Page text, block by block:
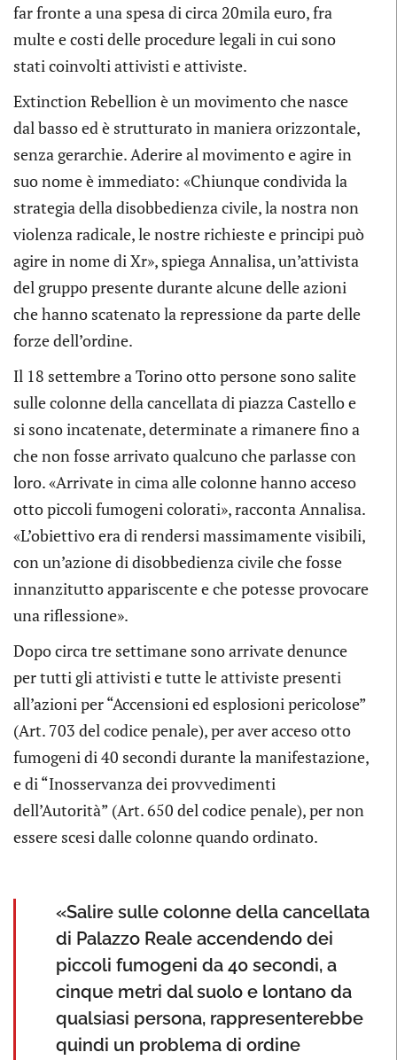
far fronte a una spesa di circa 20mila euro, fra
multe e costi delle procedure legali in cui sono
stati coinvolti attivisti e attiviste.
Extinction Rebellion è un movimento che nasce
dal basso ed è strutturato in maniera orizzontale,
senza gerarchie. Aderire al movimento e agire in
suo nome è immediato: «Chiunque condivida la
strategia della disobbedienza civile, la nostra non
violenza radicale, le nostre richieste e principi può
agire in nome di Xr», spiega Annalisa, un’attivista
del gruppo presente durante alcune delle azioni
che hanno scatenato la repressione da parte delle
forze dell’ordine.
Il 18 settembre a Torino otto persone sono salite
sulle colonne della cancellata di piazza Castello e
si sono incatenate, determinate a rimanere fino a
che non fosse arrivato qualcuno che parlasse con
loro. «Arrivate in cima alle colonne hanno acceso
otto piccoli fumogeni colorati», racconta Annalisa.
«L’obiettivo era di rendersi massimamente visibili,
con un’azione di disobbedienza civile che fosse
innanzitutto appariscente e che potesse provocare
una riflessione».
Dopo circa tre settimane sono arrivate denunce
per tutti gli attivisti e tutte le attiviste presenti
all’azioni per “Accensioni ed esplosioni pericolose”
(Art. 703 del codice penale), per aver acceso otto
fumogeni di 40 secondi durante la manifestazione,
e di “Inosservanza dei provvedimenti
dell’Autorità” (Art. 650 del codice penale), per non
essere scesi dalle colonne quando ordinato.
«Salire sulle colonne della cancellata
di Palazzo Reale accendendo dei
piccoli fumogeni da 40 secondi, a
cinque metri dal suolo e lontano da
qualsiasi persona, rappresenterebbe
quindi un problema di ordine